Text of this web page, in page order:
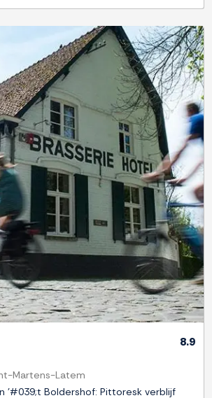
Next
8.9
Martens-Latem
'#039;t Boldershof: Pittoresk verblijf